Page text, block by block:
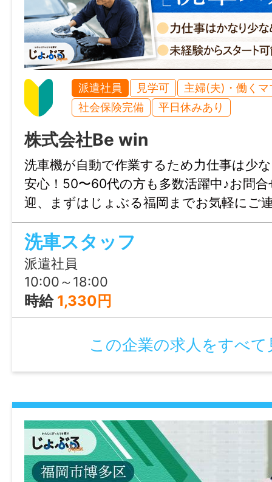
※⽉・⽔・⾦・(火)の場合で休憩時間が欲
14時で60分休憩可能
休憩時間
基本なし
月・水・金 ※⽉⽔⾦が祝⽇の場合はその前
⽔曜祝⽇⇔⽕曜⽇出勤）
休日・休暇
⽕・⽊・⼟⽇祝
諸手当
通勤手当あり(規定あり)
時間外手当あり
加入保険等
マイカー通勤
可
時間外
派遣社員 見学可
主婦(夫)・働くマ
社会保険完備
平日休みあり
株式会社Be win
洗⾞機が自動で作業するため⼒仕事は少
安心！50〜60代の方も多数活躍中♪お問
迎、まずはじょぶる福岡までお気軽にご
洗車スタッフ
派遣社員
10:00～18:00
時給 1,330円
この企業の求人をすべて